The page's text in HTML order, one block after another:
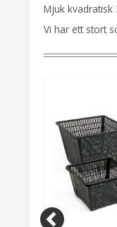
Mjuk kvadratisk
Vi har ett stort